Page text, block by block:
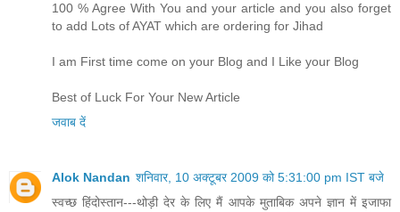
100 % Agree With You and your article and you also forget
to add Lots of AYAT which are ordering for Jihad
I am First time come on your Blog and I Like your Blog
Best of Luck For Your New Article
जवाब दें
Alok Nandan शनिवार, 10 अक्टूबर 2009 को 5:31:00 pm IST बजे
स्वच्छ हिंदोस्तान---थोड़ी देर के लिए मैं आपके मुताबिक अपने ज्ञान में इजाफा